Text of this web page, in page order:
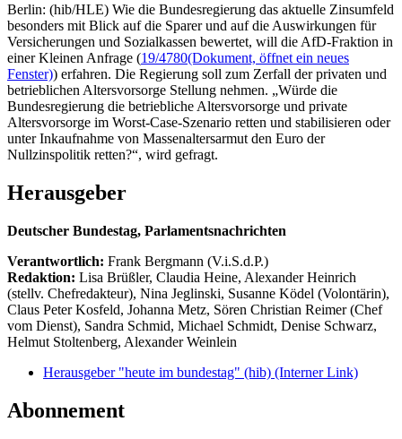
Berlin: (hib/HLE) Wie die Bundesregierung das aktuelle Zinsumfeld
besonders mit Blick auf die Sparer und auf die Auswirkungen für
Versicherungen und Sozialkassen bewertet, will die AfD-Fraktion in
einer Kleinen Anfrage (19/4780(Dokument, öffnet ein neues
Fenster)) erfahren. Die Regierung soll zum Zerfall der privaten und
betrieblichen Altersvorsorge Stellung nehmen. „Würde die
Bundesregierung die betriebliche Altersvorsorge und private
Altersvorsorge im Worst-Case-Szenario retten und stabilisieren oder
unter Inkaufnahme von Massenaltersarmut den Euro der
Nullzinspolitik retten?“, wird gefragt.
Herausgeber
Deutscher Bundestag, Parlamentsnachrichten
Verantwortlich: Frank Bergmann (V.i.S.d.P.)
Redaktion: Lisa Brüßler, Claudia Heine, Alexander Heinrich
(stellv. Chefredakteur), Nina Jeglinski, Susanne Ködel (Volontärin),
Claus Peter Kosfeld, Johanna Metz, Sören Christian Reimer (Chef
vom Dienst), Sandra Schmid, Michael Schmidt, Denise Schwarz,
Helmut Stoltenberg, Alexander Weinlein
Herausgeber "heute im bundestag" (hib) (Interner Link)
Abonnement